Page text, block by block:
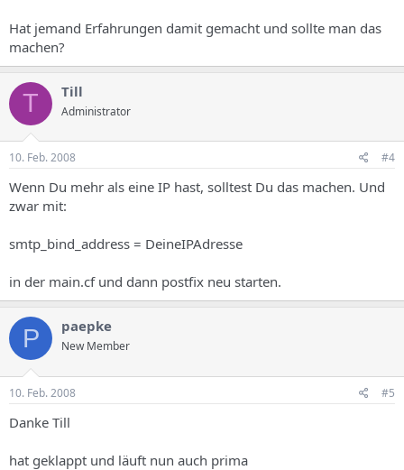
Hat jemand Erfahrungen damit gemacht und sollte man das
machen?
T Till
Administrator
10. Feb. 2008 #4
Wenn Du mehr als eine IP hast, solltest Du das machen. Und
zwar mit:
smtp_bind_address = DeineIPAdresse
in der main.cf und dann postfix neu starten.
P paepke
New Member
10. Feb. 2008 #5
Danke Till
hat geklappt und läuft nun auch prima